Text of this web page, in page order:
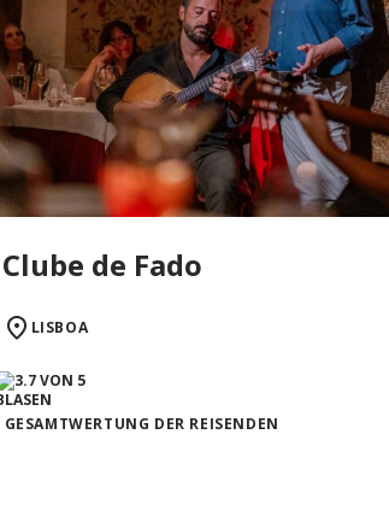
Clube de Fado
LISBOA
GESAMTWERTUNG DER REISENDEN